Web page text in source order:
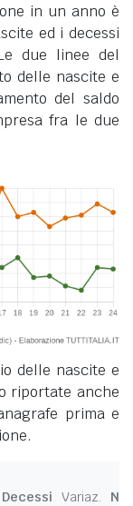
in un anno è
ed i decessi
due linee del
delle nascite e
del saldo
fra le due
delle nascite e
riportate anche
prima e
Decessi Variaz.